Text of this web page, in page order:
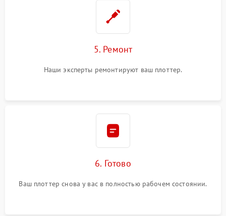
5. Ремонт
Наши эксперты ремонтируют ваш плоттер.
6. Готово
Ваш плоттер снова у вас в полностью рабочем состоянии.